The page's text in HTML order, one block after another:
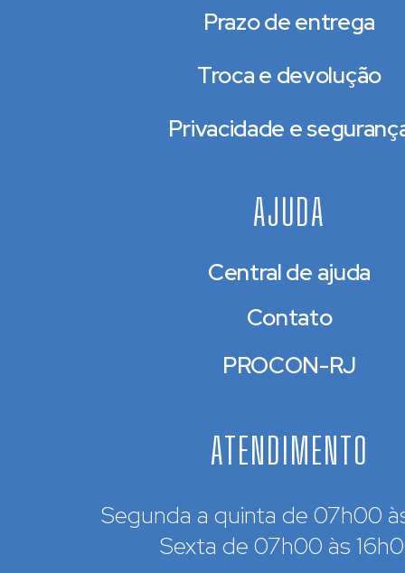
Prazo de entrega
Troca e devolução
Privacidade e
AJUDA
Central de ajuda
Contato
PROCON-RJ
ATENDIMENTO
Segunda a quinta de 07h00
Sexta de 07h00 às